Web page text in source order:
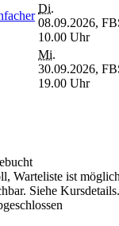
Di.
08.09.2026,
10.00 Uhr
Mi.
30.09.2026,
19.00 Uhr
Warteliste ist möglich
Siehe Kursdetails.